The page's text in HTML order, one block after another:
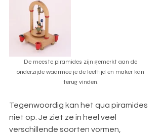
De meeste piramides zijn gemerkt aan de
onderzijde waarmee je de leeftijd en maker kan
terug vinden.
Tegenwoordig kan het qua piramides
niet op. Je ziet ze in heel veel
verschillende soorten vormen,